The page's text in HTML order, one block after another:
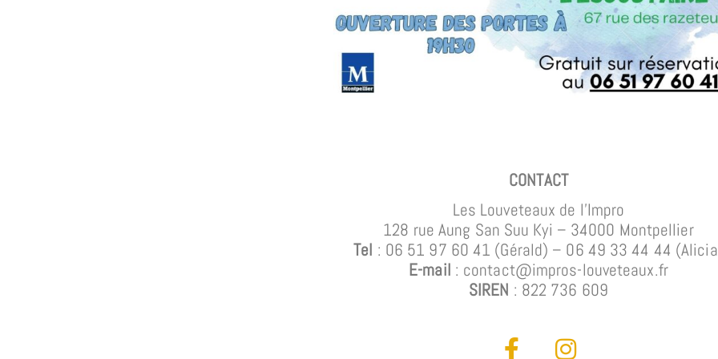
CONTACT
Les Louveteaux de l’Impro
128 rue Aung San Suu Kyi – 34000 Montpellier
Tel : 06 51 97 60 41 (Gérald) – 06 49 33 44 44
E-mail : contact@impros-louveteaux.fr
SIREN : 822 736 609